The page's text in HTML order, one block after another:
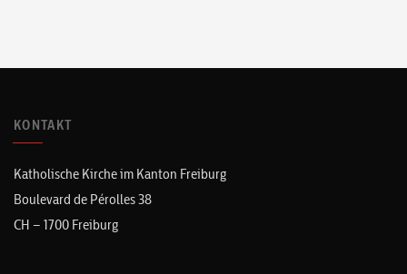
KONTAKT
Katholische Kirche im Kanton Freiburg
Boulevard de Pérolles 38
CH – 1700 Freiburg